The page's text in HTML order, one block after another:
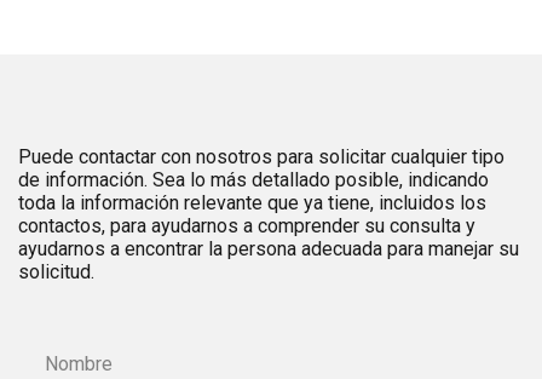
Puede contactar con nosotros para solicitar cualquier tipo
de información. Sea lo más detallado posible, indicando
toda la información relevante que ya tiene, incluidos los
contactos, para ayudarnos a comprender su consulta y
ayudarnos a encontrar la persona adecuada para manejar su
solicitud.